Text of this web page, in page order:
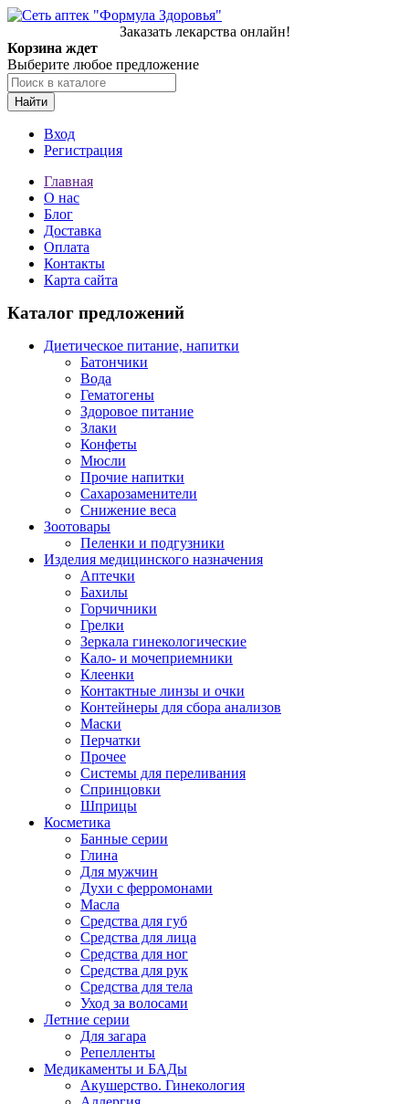
Заказать лекарства онлайн!
Корзина ждет
Выберите любое предложение
Найти
Вход
Регистрация
Главная
О нас
Блог
Доставка
Оплата
Контакты
Карта сайта
Каталог предложений
Диетическое питание, напитки
Батончики
Вода
Гематогены
Здоровое питание
Злаки
Конфеты
Мюсли
Прочие напитки
Сахарозаменители
Снижение веса
Зоотовары
Пеленки и подгузники
Изделия медицинского назначения
Аптечки
Бахилы
Горчичники
Грелки
Зеркала гинекологические
Кало- и мочеприемники
Клеенки
Контактные линзы и очки
Контейнеры для сбора анализов
Маски
Перчатки
Прочее
Системы для переливания
Спринцовки
Шприцы
Косметика
Банные серии
Глина
Для мужчин
Духи с ферромонами
Масла
Средства для губ
Средства для лица
Средства для ног
Средства для рук
Средства для тела
Уход за волосами
Летние серии
Для загара
Репелленты
Медикаменты и БАДы
Акушерство. Гинекология